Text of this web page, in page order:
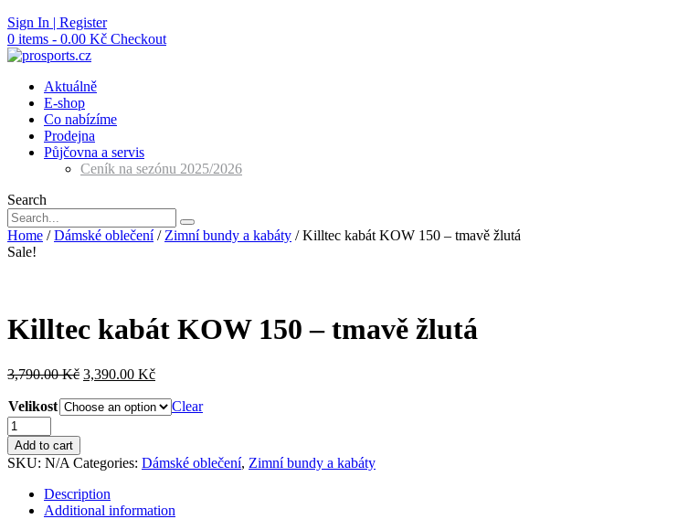
Skip
to
content
Sign In | Register
0 items - 0.00 Kč Checkout
Aktuálně
E-shop
Co nabízíme
Prodejna
Půjčovna a servis
Ceník na sezónu 2025/2026
Search
Home /Dámské oblečení/ Zimní bundy a kabáty / Killtec kabát KOW 150 – tmavě žlutá
Sale!
Killtec kabát KOW 150 – tmavě žlutá
3,790.00Kč 3,390.00 Kč
Velikost
Clear
Killtec
kabát
KOW
150
tmavě
Add to cart
SKU: N/A Categories: Dámské oblečení, Zimní bundy a kabáty
Description
Additional information